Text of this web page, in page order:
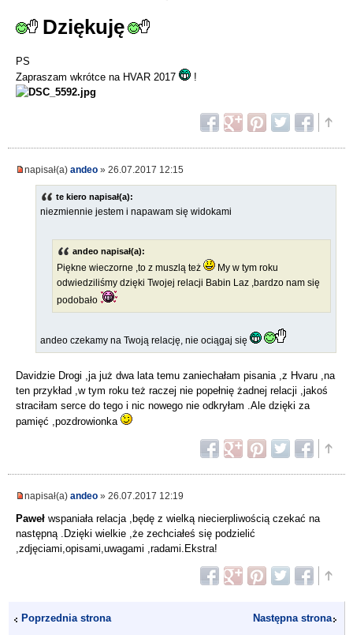
Dziękuję
PS
Zapraszam wkrótce na HVAR 2017
!
napisał(a) andeo » 26.07.2017 12:15
te kiero napisał(a):
niezmiennie jestem i napawam się widokami
andeo napisał(a):
Piękne wieczorne ,to z muszlą też
My w tym roku
odwiedziliśmy dzięki Twojej relacji Babin Laz ,bardzo nam się
podobało
andeo czekamy na Twoją relację, nie ociągaj się
Davidzie Drogi ,ja już dwa lata temu zaniechałam pisania ,z Hvaru ,na
ten przykład ,w tym roku też raczej nie popełnię żadnej relacji ,jakoś
straciłam serce do tego i nic nowego nie odkryłam .Ale dzięki za
pamięć ,pozdrowionka
napisał(a) andeo » 26.07.2017 12:19
Paweł wspaniała relacja ,będę z wielką niecierpliwością czekać na
następną .Dzięki wielkie ,że zechciałeś się podzielić
,zdjęciami,opisami,uwagami ,radami.Ekstra!
Poprzednia strona Następna strona